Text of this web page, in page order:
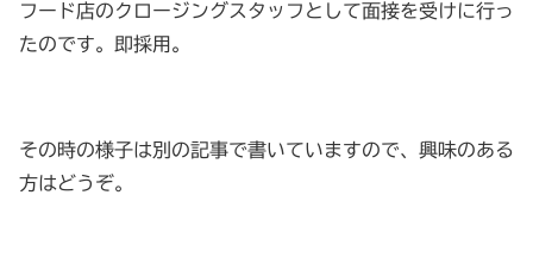
フード店のクロージングスタッフとして面接を受けに行っ
たのです。即採用。
その時の様子は別の記事で書いていますので、興味のある
方はどうぞ。